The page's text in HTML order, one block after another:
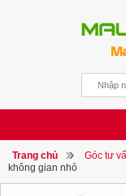
Trang chủ Góc tư
không gian nhỏ